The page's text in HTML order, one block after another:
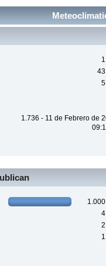
1.736 - 11 de Febrero de